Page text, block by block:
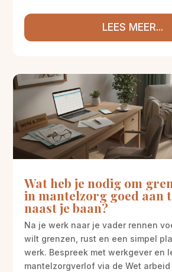
LEES MEER...
Wat heb je nodig om
in mantelzorg goed aan
naast je baan?
Na je werk naar je vader rennen
wilt grenzen, rust en een simpel
werk. Bespreek met werkgever en
mantelzorgverlof via de Wet arbeid